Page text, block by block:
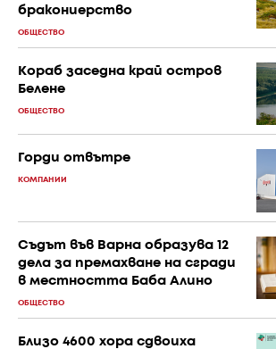
бракониерство
ОБЩЕСТВО
Кораб заседна край остров
Белене
ОБЩЕСТВО
Горди отвътре
КОМПАНИИ
Съдът във Варна образува 12
дела за премахване на сгради
в местността Баба Алино
ОБЩЕСТВО
Близо 4600 хора сдвоиха